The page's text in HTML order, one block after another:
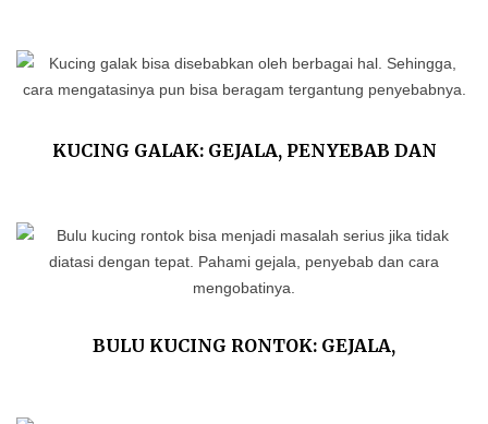
KUCING GALAK: GEJALA, PENYEBAB DAN
BULU KUCING RONTOK: GEJALA,